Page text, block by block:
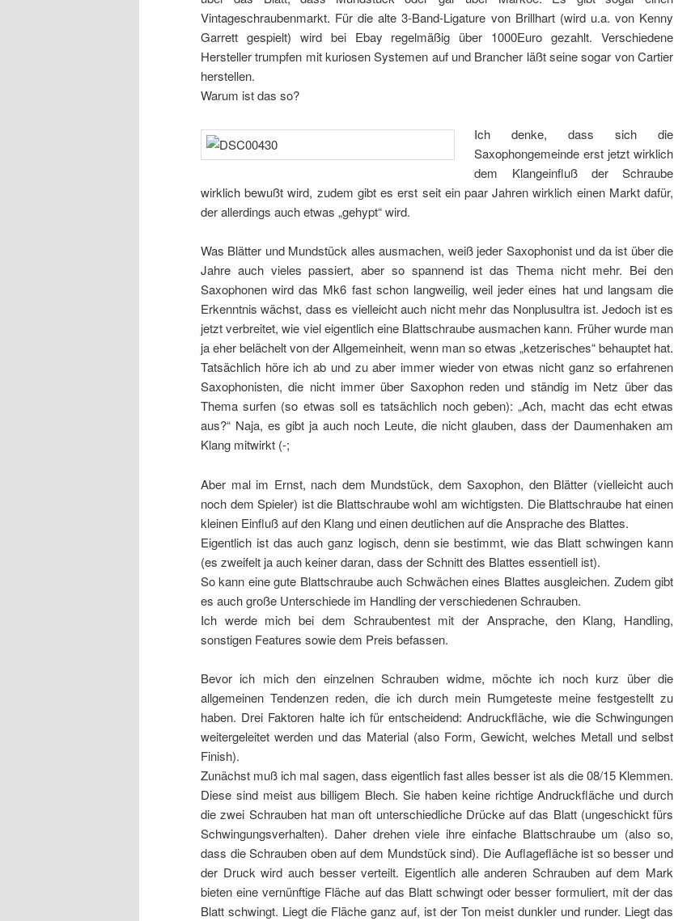
Vintageschraubenmarkt. Für die alte 3-Band-Ligature von Brillhart (wird u.a. von Kenny
Garrett gespielt) wird bei Ebay regelmäßig über 1000Euro gezahlt. Verschiedene
Hersteller trumpfen mit kuriosen Systemen auf und Brancher läßt seine sogar von Cartier
herstellen.
Warum ist das so?
Ich denke, dass sich die
Saxophongemeinde erst jetzt wirklich
dem Klangeinfluß der Schraube
wirklich bewußt wird, zudem gibt es erst seit ein paar Jahren wirklich einen Markt dafür,
der allerdings auch etwas „gehypt“ wird.
Was Blätter und Mundstück alles ausmachen, weiß jeder Saxophonist und da ist über die
Jahre auch vieles passiert, aber so spannend ist das Thema nicht mehr. Bei den
Saxophonen wird das Mk6 fast schon langweilig, weil jeder eines hat und langsam die
Erkenntnis wächst, dass es vielleicht auch nicht mehr das Nonplusultra ist. Jedoch ist es
jetzt verbreitet, wie viel eigentlich eine Blattschraube ausmachen kann. Früher wurde man
ja eher belächelt von der Allgemeinheit, wenn man so etwas „ketzerisches“ behauptet hat.
Tatsächlich höre ich ab und zu aber immer wieder von etwas nicht ganz so erfahrenen
Saxophonisten, die nicht immer über Saxophon reden und ständig im Netz über das
Thema surfen (so etwas soll es tatsächlich noch geben): „Ach, macht das echt etwas
aus?“ Naja, es gibt ja auch noch Leute, die nicht glauben, dass der Daumenhaken am
Klang mitwirkt (-;
Aber mal im Ernst, nach dem Mundstück, dem Saxophon, den Blätter (vielleicht auch
noch dem Spieler) ist die Blattschraube wohl am wichtigsten. Die Blattschraube hat einen
kleinen Einfluß auf den Klang und einen deutlichen auf die Ansprache des Blattes.
Eigentlich ist das auch ganz logisch, denn sie bestimmt, wie das Blatt schwingen kann
(es zweifelt ja auch keiner daran, dass der Schnitt des Blattes essentiell ist).
So kann eine gute Blattschraube auch Schwächen eines Blattes ausgleichen. Zudem gibt
es auch große Unterschiede im Handling der verschiedenen Schrauben.
Ich werde mich bei dem Schraubentest mit der Ansprache, den Klang, Handling,
sonstigen Features sowie dem Preis befassen.
Bevor ich mich den einzelnen Schrauben widme, möchte ich noch kurz über die
allgemeinen Tendenzen reden, die ich durch mein Rumgeteste meine festgestellt zu
haben. Drei Faktoren halte ich für entscheidend: Andruckfläche, wie die Schwingungen
weitergeleitet werden und das Material (also Form, Gewicht, welches Metall und selbst
Finish).
Zunächst muß ich mal sagen, dass eigentlich fast alles besser ist als die 08/15 Klemmen.
Diese sind meist aus billigem Blech. Sie haben keine richtige Andruckfläche und durch
die zwei Schrauben hat man oft unterschiedliche Drücke auf das Blatt (ungeschickt fürs
Schwingungsverhalten). Daher drehen viele ihre einfache Blattschraube um (also so,
dass die Schrauben oben auf dem Mundstück sind). Die Auflagefläche ist so besser und
der Druck wird auch besser verteilt. Eigentlich alle anderen Schrauben auf dem Mark
bieten eine vernünftige Fläche auf das Blatt schwingt oder besser formuliert, mit der das
Blatt schwingt. Liegt die Fläche ganz auf, ist der Ton meist dunkler und runder. Liegt das